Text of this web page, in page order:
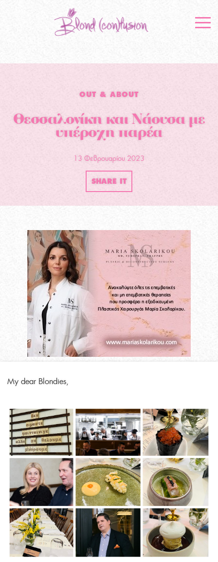
OUT & ABOUT
Θεσσαλονίκη και Νάουσα με
υπέροχη παρέα
13 Φεβρουαρίου 2023
SHARE IT
My dear Blondies,